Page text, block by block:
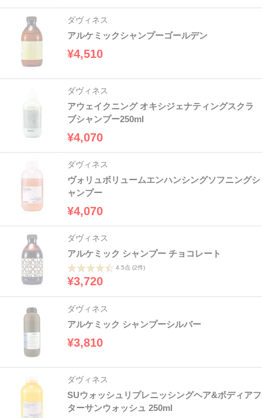
ダヴィネス
アルケミックシャンプーゴールデン
¥4,510
ダヴィネス
アウェイクニング オキシジェナティングスクラ
ブシャンプー250ml
¥4,070
ダヴィネス
ヴォリュボリュームエンハンシングソフニングシ
ャンプー
¥4,070
ダヴィネス
アルケミック シャンプー チョコレート
4.5点 (2件)
¥3,720
ダヴィネス
アルケミック シャンプーシルバー
¥3,810
ダヴィネス
SUウォッシュリプレニッシングヘア&ボディアフ
ターサンウォッシュ 250ml